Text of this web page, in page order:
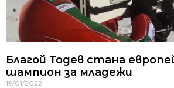
Благой Тодев стана
шампион за младежи
19/01/2022